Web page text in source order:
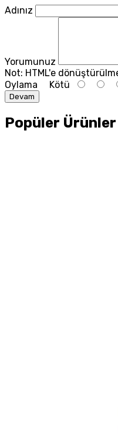
Adınız
Yorumunuz
Not: HTML'e
Oylama Kötü
Devam
Popüler Ürünler